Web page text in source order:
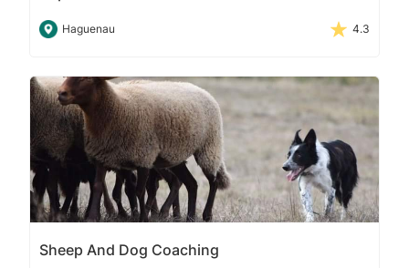
Haguenau 4.3
Sheep And Dog Coaching